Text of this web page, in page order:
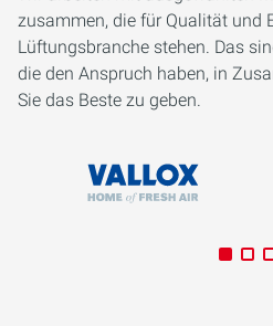
zusammen, die für Qualität und
Lüftungsbranche stehen. Das
die den Anspruch haben, in
Sie das Beste zu geben.